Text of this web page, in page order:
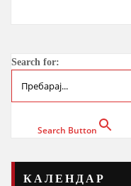
Search for:
Search Button
КАЛЕНДАР